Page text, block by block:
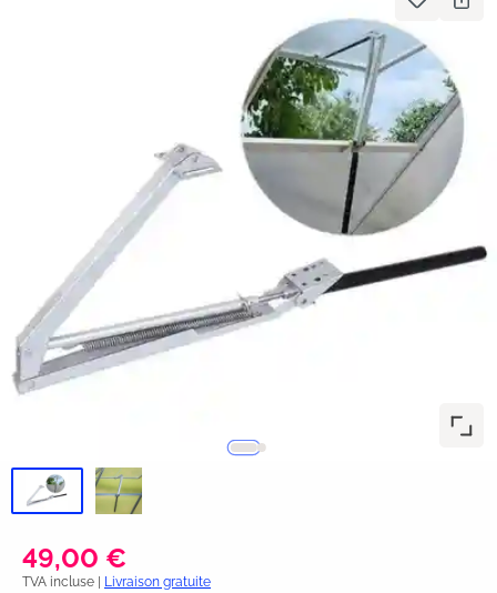
49,00 €
TVA incluse | Livraison gratuite